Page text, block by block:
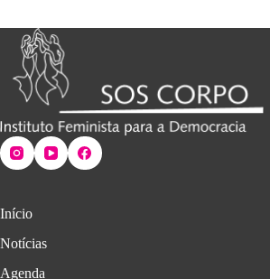
Início
Notícias
Agenda